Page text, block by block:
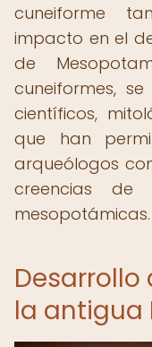
cuneiforme
impacto en el
de
cuneiformes,
científicos,
que han
arqueólogos
creencias de
mesopotámicas.
la antigua